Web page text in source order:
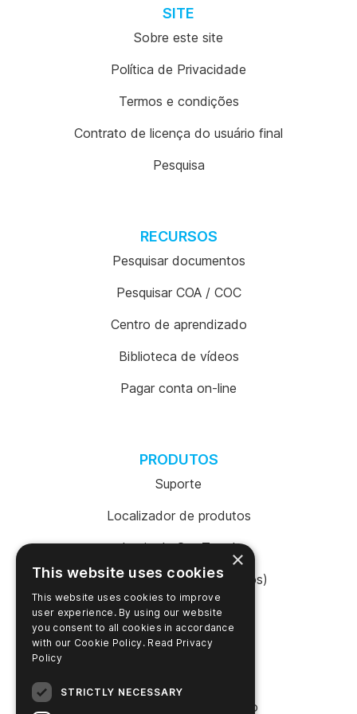
SITE
Sobre este site
Política de Privacidade
Termos e condições
Contrato de licença do usuário final
Pesquisa
RECURSOS
Pesquisar documentos
Pesquisar COA / COC
Centro de aprendizado
Biblioteca de vídeos
Pagar conta on-line
PRODUTOS
Suporte
Localizador de produtos
Login da SureTrend
Shop Online (Estados Unidos)
Shop Online (Austrália)
Entre em contato conosco
×
This website uses cookies
This website uses cookies to improve
user experience. By using our website
you consent to all cookies in accordance
with our Cookie Policy. Read Privacy
Policy
STRICTLY NECESSARY